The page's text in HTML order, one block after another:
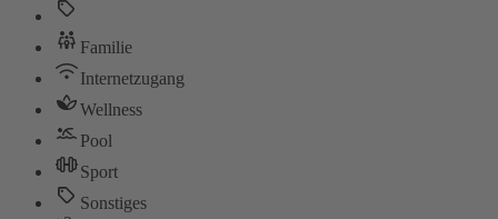
Familie
Internetzugang
Wellness
Pool
Sport
Sonstiges